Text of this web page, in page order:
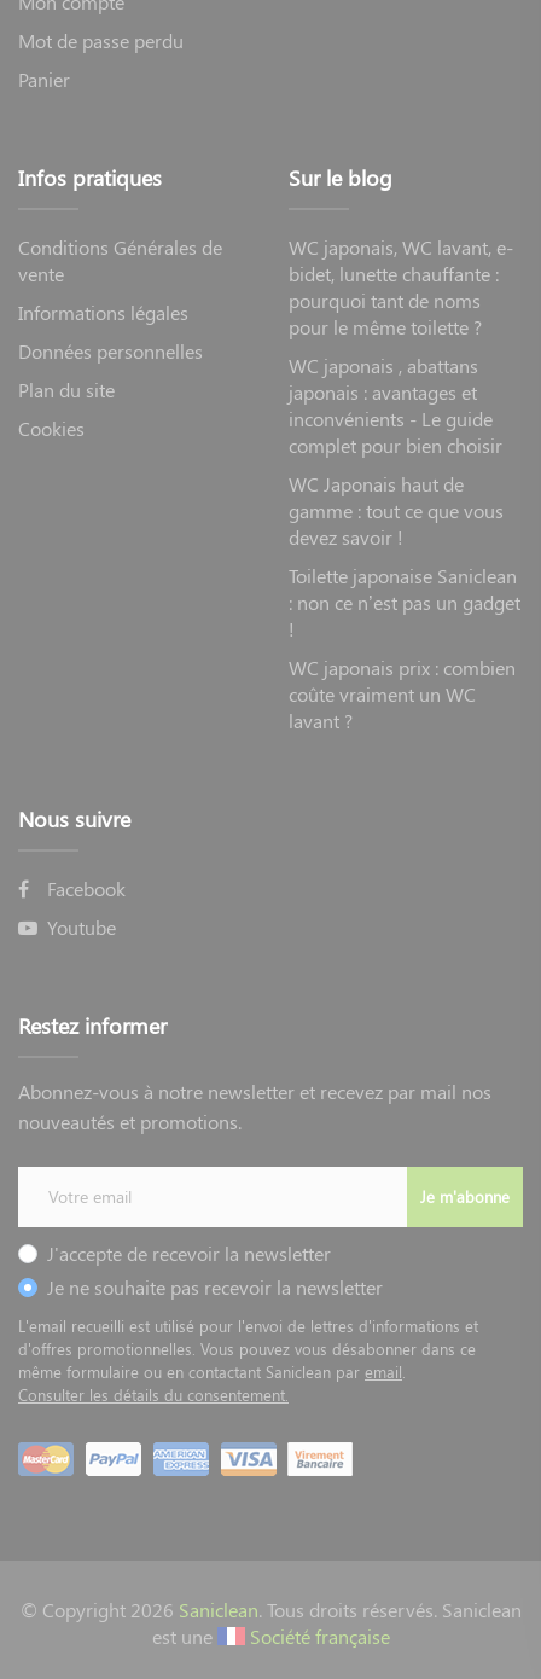
Mot de passe perdu
Panier
Infos pratiques
Conditions Générales de
vente
Informations légales
Données personnelles
Plan du site
Cookies
Sur le blog
WC japonais, WC lavant, e-
bidet, lunette chauffante :
pourquoi tant de noms
pour le même toilette ?
WC japonais , abattans
japonais : avantages et
inconvénients - Le guide
complet pour bien choisir
WC Japonais haut de
gamme : tout ce que vous
devez savoir !
Toilette japonaise Saniclean
: non ce n’est pas un gadget
!
WC japonais prix : combien
coûte vraiment un WC
lavant ?
Nous suivre
Facebook
Youtube
Restez informer
Abonnez-vous à notre newsletter et recevez par mail nos
nouveautés et promotions.
Je m'abonne
J'accepte de recevoir la newsletter
Je ne souhaite pas recevoir la newsletter
L'email recueilli est utilisé pour l'envoi de lettres d'informations et
d'offres promotionnelles. Vous pouvez vous désabonner dans ce
même formulaire ou en contactant Saniclean par email
Consulter les détails du consentement.
© Copyright 2026 Saniclean. Tous droits réservés. Saniclean
est une
Société française